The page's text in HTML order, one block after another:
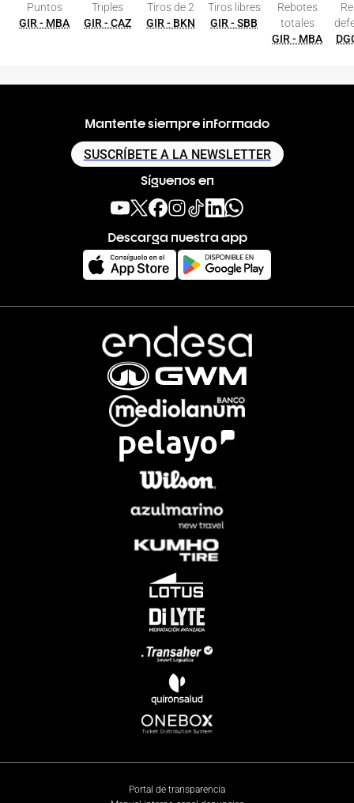
Puntos
GIR - MBA
Triples
GIR - CAZ
Tiros de 2
GIR - BKN
Tiros libres
GIR - SBB
Rebotes
totales
GIR - MBA
Mantente siempre informado
SUSCRÍBETE A LA NEWSLETTER
Síguenos en
Descarga nuestra app
Portal de transparencia